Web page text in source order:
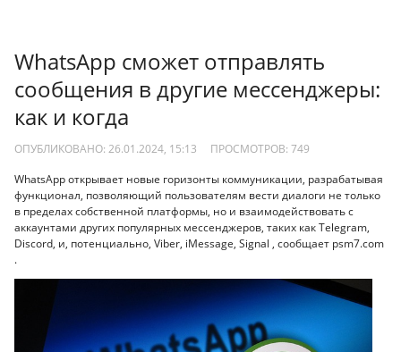
WhatsApp сможет отправлять
сообщения в другие мессенджеры:
как и когда
ОПУБЛИКОВАНО: 26.01.2024, 15:13 ПРОСМОТРОВ: 749
WhatsApp открывает новые горизонты коммуникации, разрабатывая
функционал, позволяющий пользователям вести диалоги не только
в пределах собственной платформы, но и взаимодействовать с
аккаунтами других популярных мессенджеров, таких как Telegram,
Discord, и, потенциально, Viber, iMessage, Signal , сообщает psm7.com
.